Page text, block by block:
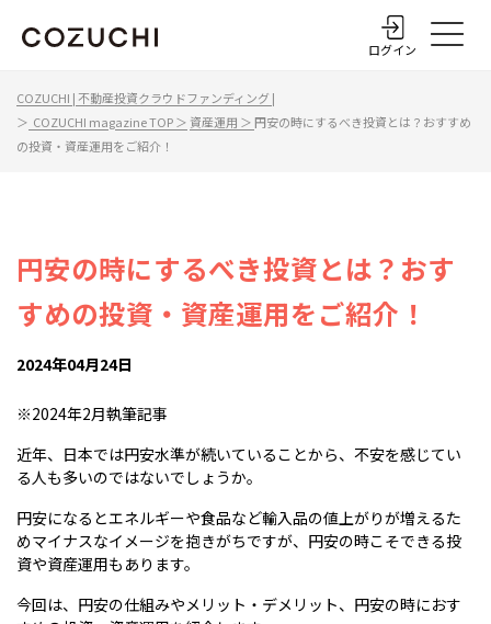
ログイン
COZUCHI | 不動産投資クラウドファンディング |
＞ COZUCHI magazine TOP ＞ 資産運用 ＞円安の時にするべき投資とは？おすすめ
の投資・資産運用をご紹介！
円安の時にするべき投資とは？おす
すめの投資・資産運用をご紹介！
2024年04月24日
※2024年2月執筆記事
近年、日本では円安水準が続いていることから、不安を感じてい
る人も多いのではないでしょうか。
円安になるとエネルギーや食品など輸入品の値上がりが増えるた
めマイナスなイメージを抱きがちですが、円安の時こそできる投
資や資産運用もあります。
今回は、円安の仕組みやメリット・デメリット、円安の時におす